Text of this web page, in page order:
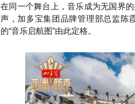
在同一个舞台上，音乐成为无国界
声，加多宝集团品牌管理部总监陈
的“音乐启航图”由此定格。